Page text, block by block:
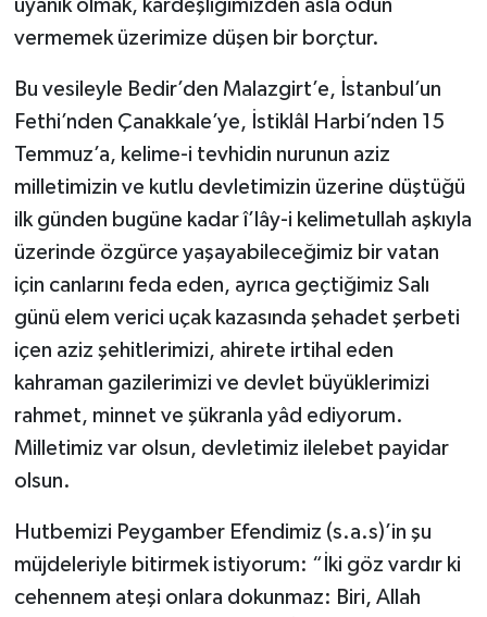
uyanık olmak, kardeşliğimizden asla ödün
vermemek üzerimize düşen bir borçtur.
Bu vesileyle Bedir’den Malazgirt’e, İstanbul’un
Fethi’nden Çanakkale’ye, İstiklâl Harbi’nden 15
Temmuz’a, kelime-i tevhidin nurunun aziz
milletimizin ve kutlu devletimizin üzerine düştüğü
ilk günden bugüne kadar î’lây-i kelimetullah aşkıyla
üzerinde özgürce yaşayabileceğimiz bir vatan
için canlarını feda eden, ayrıca geçtiğimiz Salı
günü elem verici uçak kazasında şehadet şerbeti
içen aziz şehitlerimizi, ahirete irtihal eden
kahraman gazilerimizi ve devlet büyüklerimizi
rahmet, minnet ve şükranla yâd ediyorum.
Milletimiz var olsun, devletimiz ilelebet payidar
olsun.
Hutbemizi Peygamber Efendimiz (s.a.s)’in şu
müjdeleriyle bitirmek istiyorum: “İki göz vardır ki
cehennem ateşi onlara dokunmaz: Biri, Allah
Sivas Müftülüğü
Şanlıurfa Müftülüğü
Şırnak Müftülüğü
Tekirdağ Müftülüğü
Tokat Müftülüğü
Trabzon Müftülüğü
Tunceli Müftülüğü
Uşak Müftülüğü
Van Müftülüğü
Yalova Müftülüğü
Yozgat Müftülüğü